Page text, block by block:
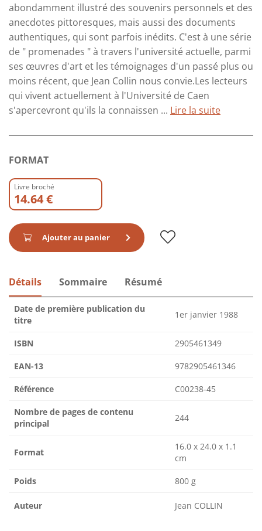
abondamment illustré des souvenirs personnels et des
anecdotes pittoresques, mais aussi des documents
authentiques, qui sont parfois inédits. C'est à une série
de " promenades " à travers l'université actuelle, parmi
ses œuvres d'art et les témoignages d'un passé plus ou
moins récent, que Jean Collin nous convie.Les lecteurs
qui vivent actuellement à l'Université de Caen
s'apercevront qu'ils la connaissen ... Lire la suite
FORMAT
Livre broché
14.64 €
Ajouter au panier
Détails Sommaire Résumé
Date de première publication du
titre
1er janvier 1988
ISBN 2905461349
EAN-13 9782905461346
Référence C00238-45
Nombre de pages de contenu
principal
244
Format
16.0 x 24.0 x 1.1
cm
Poids 800 g
Auteur Jean COLLIN